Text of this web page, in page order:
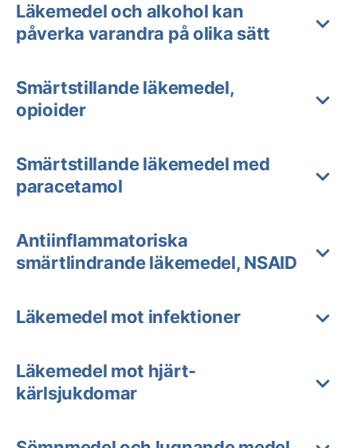
Läkemedel och alkohol kan
påverka varandra på olika sätt
Smärtstillande läkemedel,
opioider
Smärtstillande läkemedel med
paracetamol
Antiinflammatoriska
smärtlindrande läkemedel, NSAID
Läkemedel mot infektioner
Läkemedel mot hjärt-
kärlsjukdomar